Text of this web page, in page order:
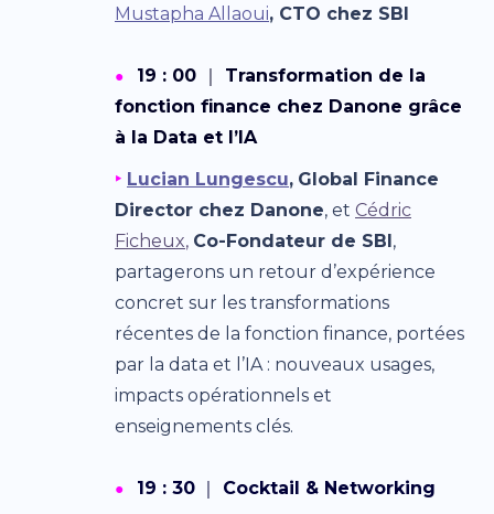
Mustapha Allaoui, CTO chez SBI
● 19 : 00
Transformation de la
fonction finance chez Danone grâce
à la Data et l’IA
‣ Lucian Lungescu, Global Finance
Director chez Danone, et Cédric
Ficheux, Co-Fondateur de SBI ,
partagerons un retour d’expérience
concret sur les transformations
récentes de la fonction finance, portées
par la data et l’IA : nouveaux usages,
impacts opérationnels et
enseignements clés.
● 19 : 30
Cocktail & Networking